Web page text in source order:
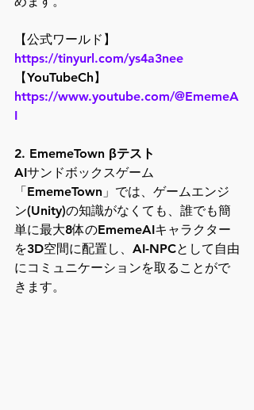
【公式ワールド】
https://tinyurl.com/ys4a3nee
【YouTubeCh】
https://www.youtube.com/@EmemeA
I
2. EmemeTown βテスト
AIサンドボックスゲーム
「EmemeTown」では、ゲームエンジ
ン(Unity)の知識がなくても、誰でも簡
単に最大8体のEmemeAIキャラクター
を3D空間に配置し、AI-NPCとして自由
にコミュニケーションを取ることがで
きます。